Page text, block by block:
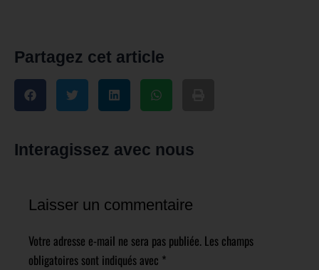
Partagez cet article
Interagissez avec nous
Laisser un commentaire
Votre adresse e-mail ne sera pas publiée. Les champs
obligatoires sont indiqués avec *